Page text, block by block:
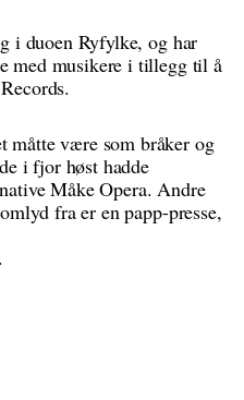
i duoen Ryfylke, og har
med musikere i tillegg til å
måtte være som bråker og
i fjor høst hadde
Måke Opera. Andre
fra er en papp-presse,